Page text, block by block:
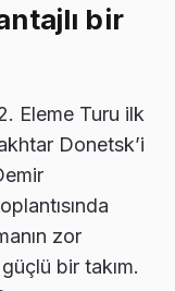
bir
Eleme Turu ilk
Donetsk’i
zor
bir takım.